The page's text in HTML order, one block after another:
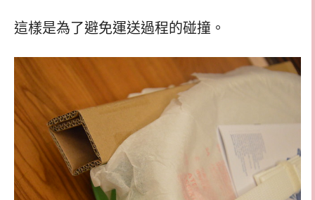
這樣是為了避免運送過程的碰撞。